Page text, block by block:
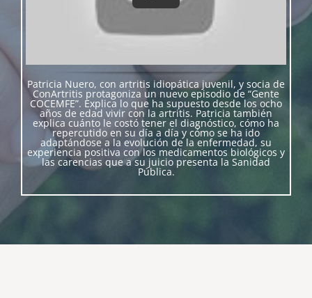
Patricia Nuero, con artritis idiopática juvenil, y socia de
ConArtritis protagoniza un nuevo episodio de “Gente
COCEMFE”. Explica lo que ha supuesto desde los ocho
años de edad vivir con la artritis. Patricia también
explica cuánto le costó tener el diagnóstico, cómo ha
repercutido en su día a día y cómo se ha ido
adaptándose a la evolución de la enfermedad, su
experiencia positiva con los medicamentos biológicos y
las carencias que a su juicio presenta la Sanidad
Pública.